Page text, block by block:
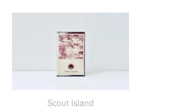
Scout Island